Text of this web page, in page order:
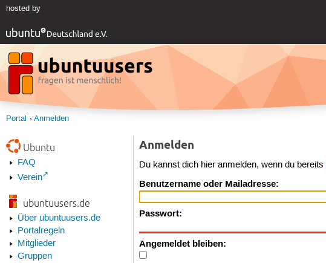
hosted by
Portal Anmelden
Ubuntu
FAQ
Verein
ubuntuusers.de
Über ubuntuusers.de
Portalregeln
Mitglieder
Gruppen
Anmelden
Du kannst dich hier anmelden, wenn du bereits
Benutzername oder Mailadresse:
Passwort:
Angemeldet bleiben: